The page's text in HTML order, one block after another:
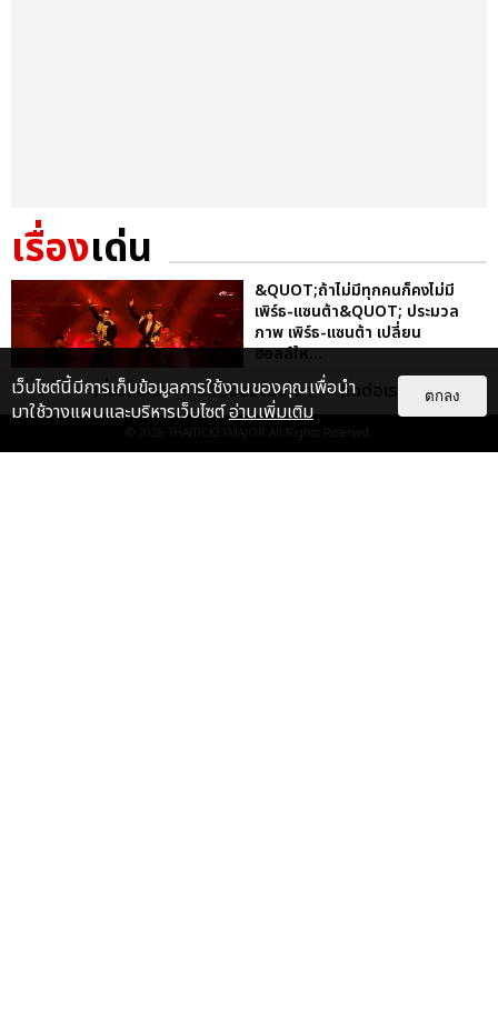
เรื่องเด่น
&QUOT;ถ้าไม่มีทุกคนก็คงไม่มี
เพิร์ธ-แซนต้า&QUOT; ประมวล
ภาพ เพิร์ธ-แซนต้า เปลี่ยน
ฮอลล์ให...
EXCLUSIVE
ไม่ว่าจะวันนี้หรือวันไหน ก็จะยังภูมิใจ
เกี่ยวกับเรา ติดต่อลงโฆษณา ติดต่อเรา
© 2026 THAITICKETMAJOR All Rights Reserved.
เว็บไซต์นี้มีการเก็บข้อมูลการใช้งานของคุณเพื่อนำ
มาใช้วางแผนและบริหารเว็บไซต์อ่านเพิ่มเติม
ตกลง